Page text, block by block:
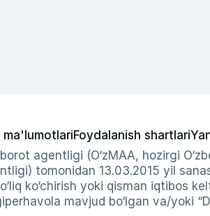
ma'lumotlariFoydalanish shartlari
agentligi (O‘zMAA, hozirgi
tomonidan 13.03.2015 yil
ko‘chirish yoki qisman iqtibos
mavjud bo‘lgan va/yoki